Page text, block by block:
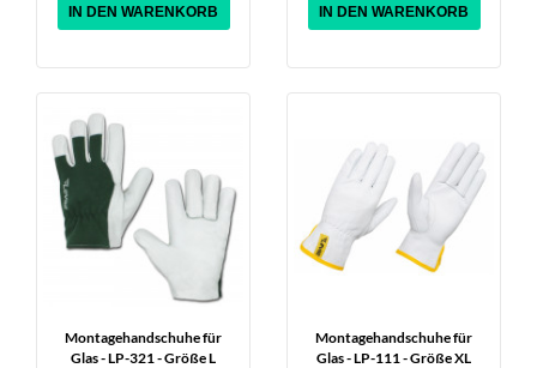
IN DEN WARENKORB IN DEN WARENKORB
Montagehandschuhe für
Glas - LP-321 - Größe L
Montagehandschuhe für
Glas - LP-111 - Größe XL